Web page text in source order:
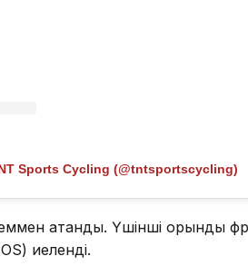
Sports Cycling (@tntsportscycling)
атанды. Үшінші орынды
иеленді.